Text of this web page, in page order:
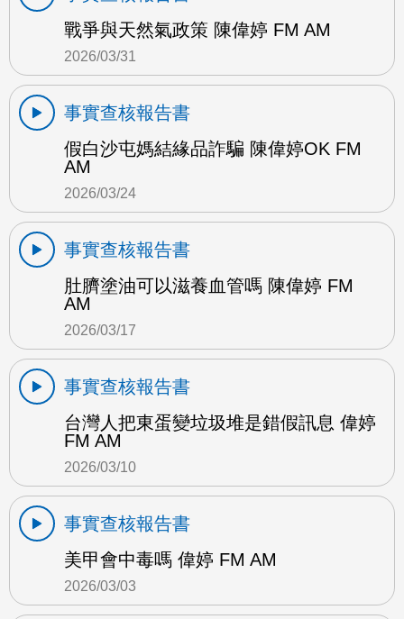
戰爭與天然氣政策 陳偉婷 FM AM
2026/03/31
事實查核報告書
假白沙屯媽結緣品詐騙 陳偉婷OK FM
AM
2026/03/24
事實查核報告書
肚臍塗油可以滋養血管嗎 陳偉婷 FM
AM
2026/03/17
事實查核報告書
台灣人把東蛋變垃圾堆是錯假訊息 偉婷
FM AM
2026/03/10
事實查核報告書
美甲會中毒嗎 偉婷 FM AM
2026/03/03